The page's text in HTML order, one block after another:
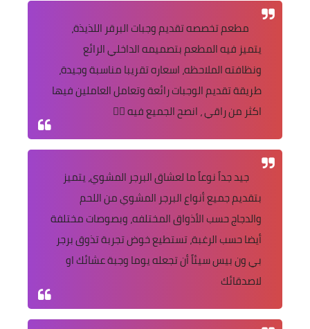
مطعم تخصصه تقديم وجبات البرقر اللذيذة،
يتميز فيه المطعم بتصميمه الداخلي الرائع
ونظافته الملاحظه، اسعاره تقريبا مناسبة وجيدة،
طريقة تقديم الوجبات رائعة وتعامل العاملين فيها
اكثر من راقي ، انصح الجميع فيه 👍🏻
جيد جداً نوعاً ما لعشاق البرجر المشوي، يتميز
بتقديم جميع أنواع البرجر المشوي من اللحم
والدجاج حسب الأذواق المختلفه، وبصوصات مختلفة
أيضا حسب الرغبة، تستطيع خوض تجربة تذوق برجر
بي ون بيس سيئاً أن تجعله يوما وجبة عشائك او
لاصدقائك